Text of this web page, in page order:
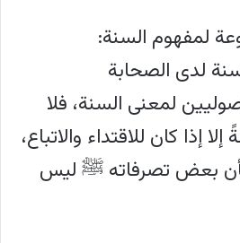
لمفهوم السنة:
لدى الصحابة
لمعنى السنة، فلا
إذا كان للاقتداء والاتباع،
بعض تصرفاته ﷺ ليس